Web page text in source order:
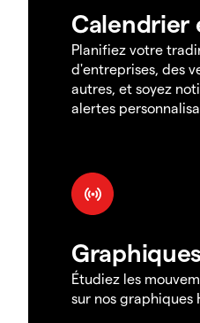
Calendrier
Planifiez votre
d'entreprises, des
autres, et soyez
alertes
Étudiez les
sur nos graphiques